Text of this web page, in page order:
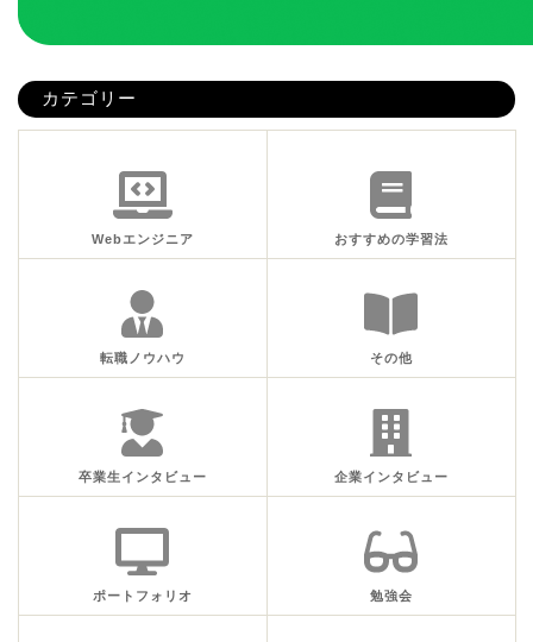
カテゴリー
Webエンジニア おすすめの学習法
転職ノウハウ その他
卒業生インタビュー 企業インタビュー
ポートフォリオ 勉強会